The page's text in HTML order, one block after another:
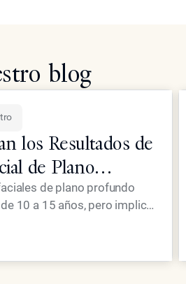
blog
los Resultados de
de Plano
de plano profundo
10 a 15 años, pero implican
de recuperación
con un tiempo de